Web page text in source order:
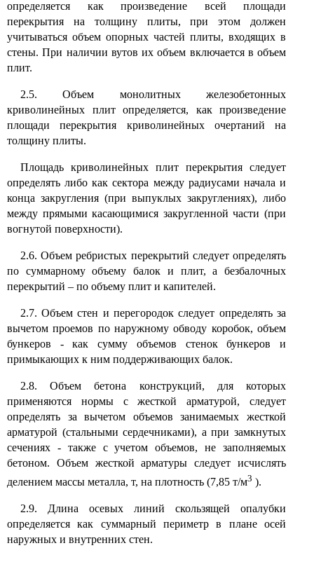
определяется как произведение всей площади
перекрытия на толщину плиты, при этом должен
учитываться объем опорных частей плиты, входящих в
стены. При наличии вутов их объем включается в объем
плит.
2.5. Объем монолитных железобетонных
криволинейных плит определяется, как произведение
площади перекрытия криволинейных очертаний на
толщину плиты.
Площадь криволинейных плит перекрытия следует
определять либо как сектора между радиусами начала и
конца закругления (при выпуклых закруглениях), либо
между прямыми касающимися закругленной части (при
вогнутой поверхности).
2.6. Объем ребристых перекрытий следует определять
по суммарному объему балок и плит, а безбалочных
перекрытий – по объему плит и капителей.
2.7. Объем стен и перегородок следует определять за
вычетом проемов по наружному обводу коробок, объем
бункеров - как сумму объемов стенок бункеров и
примыкающих к ним поддерживающих балок.
2.8. Объем бетона конструкций, для которых
применяются нормы с жесткой арматурой, следует
определять за вычетом объемов занимаемых жесткой
арматурой (стальными сердечниками), а при замкнутых
сечениях - также с учетом объемов, не заполняемых
бетоном. Объем жесткой арматуры следует исчислять
делением массы металла, т, на плотность (7,85 т/м3 ).
2.9. Длина осевых линий скользящей опалубки
определяется как суммарный периметр в плане осей
наружных и внутренних стен.